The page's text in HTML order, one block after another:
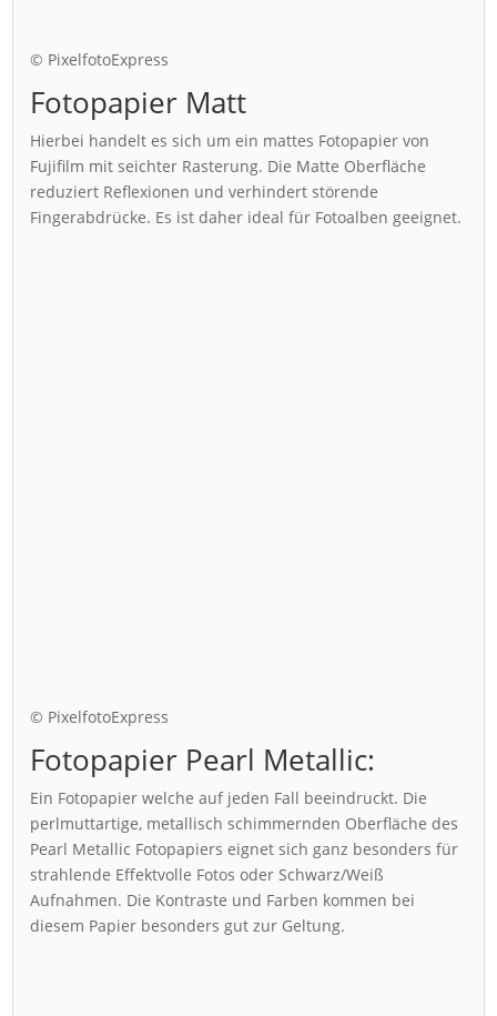
© PixelfotoExpress
Fotopapier Matt
Hierbei handelt es sich um ein mattes Fotopapier von
Fujifilm mit seichter Rasterung. Die Matte Oberfläche
reduziert Reflexionen und verhindert störende
Fingerabdrücke. Es ist daher ideal für Fotoalben geeignet.
© PixelfotoExpress
Fotopapier Pearl Metallic:
Ein Fotopapier welche auf jeden Fall beeindruckt. Die
perlmuttartige, metallisch schimmernden Oberfläche des
Pearl Metallic Fotopapiers eignet sich ganz besonders für
strahlende Effektvolle Fotos oder Schwarz/Weiß
Aufnahmen. Die Kontraste und Farben kommen bei
diesem Papier besonders gut zur Geltung.